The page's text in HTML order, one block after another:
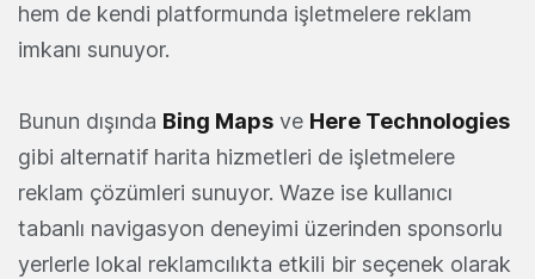
hem de kendi platformunda işletmelere reklam
imkanı sunuyor.
Bunun dışında Bing Maps ve Here Technologies
gibi alternatif harita hizmetleri de işletmelere
reklam çözümleri sunuyor. Waze ise kullanıcı
tabanlı navigasyon deneyimi üzerinden sponsorlu
yerlerle lokal reklamcılıkta etkili bir seçenek olarak